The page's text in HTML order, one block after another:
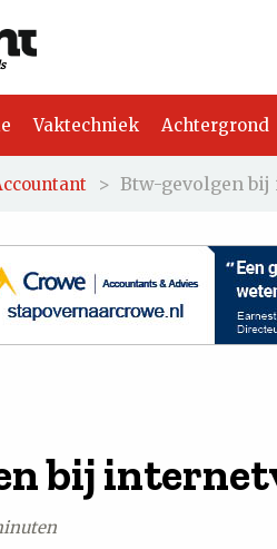
Vaktechniek Achtergrond
> Btw-gevolgen
bij